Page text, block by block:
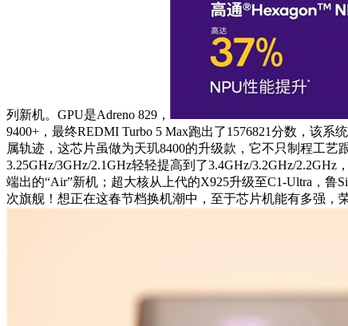
列新机。GPU是Adreno 829，
9400+，最终REDMI Turbo 5 Max跑出了1576821分数，该
属轨迹，这芯片虽做为天玑8400的升级款，它不只制程工艺
3.25GHz/3GHz/2.1GHz轻轻提高到了3.4GHz/3.2GHz/
端出的“Air”新机；超大核从上代的X925升级至C1-Ultra，鲁
次旗舰！想正在这春节档换机潮中，至于芯片机能有多强，